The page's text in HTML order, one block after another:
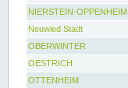
NIERSTEIN-OPPENHEIM
Neuwied Stadt
OBERWINTER
OESTRICH
OTTENHEIM